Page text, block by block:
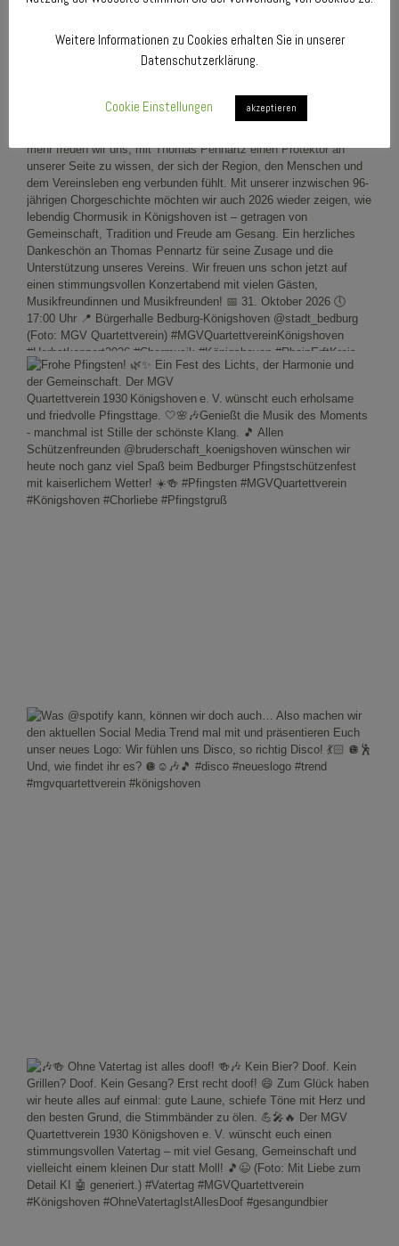
Weitere Informationen zu Cookies erhalten Sie in unserer
Datenschutzerklärung.
Cookie Einstellungen akzeptieren